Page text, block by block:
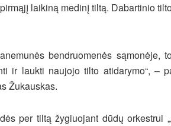
pirmąjį laikiną medinį tiltą. Dabartinio
bendruomenės sąmonėje,
ir laukti naujojo tilto atidarymo“, –
Žukauskas.
per tiltą žygiuojant dūdų orkestrui